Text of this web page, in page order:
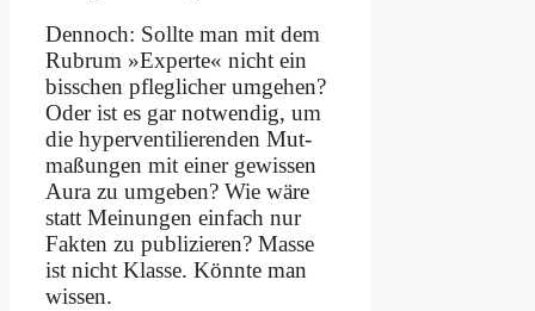
Den­noch: Soll­te man mit dem
Ru­brum »Ex­per­te« nicht ein
biss­chen pfleg­li­cher um­ge­hen?
Oder ist es gar not­wen­dig, um
die hy­per­ven­ti­lie­ren­den Mut­
ma­ßun­gen mit ei­ner ge­wis­sen
Au­ra zu um­ge­ben? Wie wä­re
statt Mei­nun­gen ein­fach nur
Fak­ten zu pu­bli­zie­ren? Mas­se
ist nicht Klas­se. Könn­te man
wis­sen.